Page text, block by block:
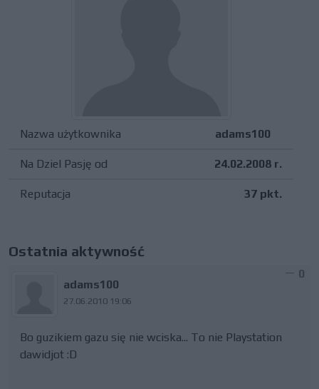
Nazwa użytkownika adams100
Na Dziel Pasję od 24.02.2008 r.
Reputacja 37 pkt.
Ostatnia aktywność
adams100
27.06.2010 19:06
0
Bo guzikiem gazu się nie wciska... To nie Playstation
dawidjot :D